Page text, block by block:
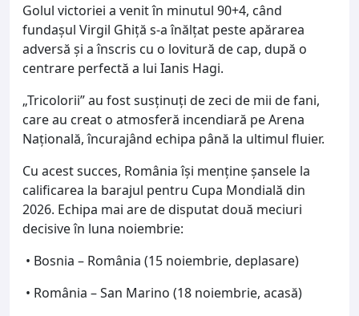
Golul victoriei a venit în minutul 90+4, când
fundașul Virgil Ghiță s-a înălțat peste apărarea
adversă și a înscris cu o lovitură de cap, după o
centrare perfectă a lui Ianis Hagi.
„Tricolorii” au fost susținuți de zeci de mii de fani,
care au creat o atmosferă incendiară pe Arena
Națională, încurajând echipa până la ultimul fluier.
Cu acest succes, România își menține șansele la
calificarea la barajul pentru Cupa Mondială din
2026. Echipa mai are de disputat două meciuri
decisive în luna noiembrie:
• Bosnia – România (15 noiembrie, deplasare)
• România – San Marino (18 noiembrie, acasă)